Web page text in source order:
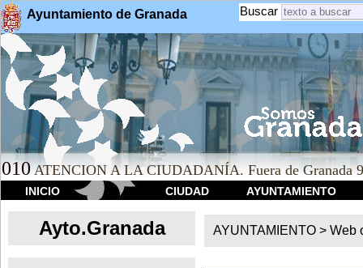
Ayuntamiento de Granada Buscar
010 ATENCION A LA CIUDADANÍA. Fuera de Granada
INICIO CIUDAD AYUNTAMIENTO
Ayto.Granada AYUNTAMIENTO > Web